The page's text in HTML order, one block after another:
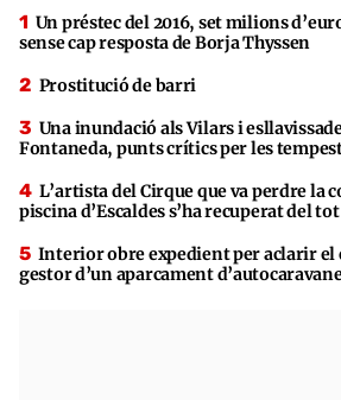
Un préstec del 2016, set milions
sense cap resposta de Borja Thyssen
Prostitució de barri
Una inundació als Vilars i
Fontaneda, punts crítics per les
L’artista del Cirque que va perdre la
piscina d’Escaldes s’ha recuperat del tot
Interior obre expedient per aclarir el
gestor d’un aparcament